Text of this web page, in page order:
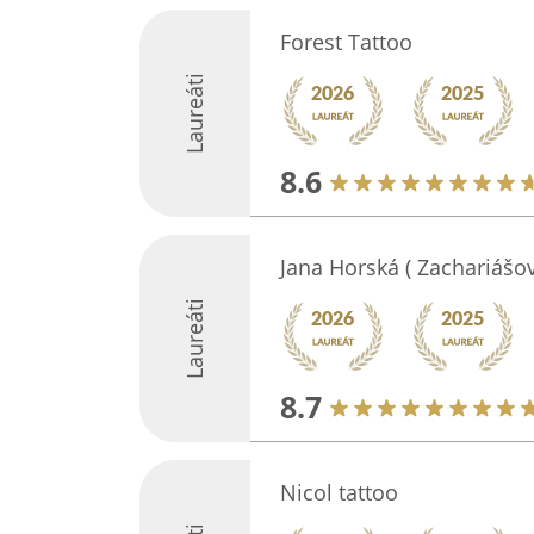
Laureáti
Forest Tattoo
8.6
Laureáti
Jana Horská (
8.7
Nicol tattoo